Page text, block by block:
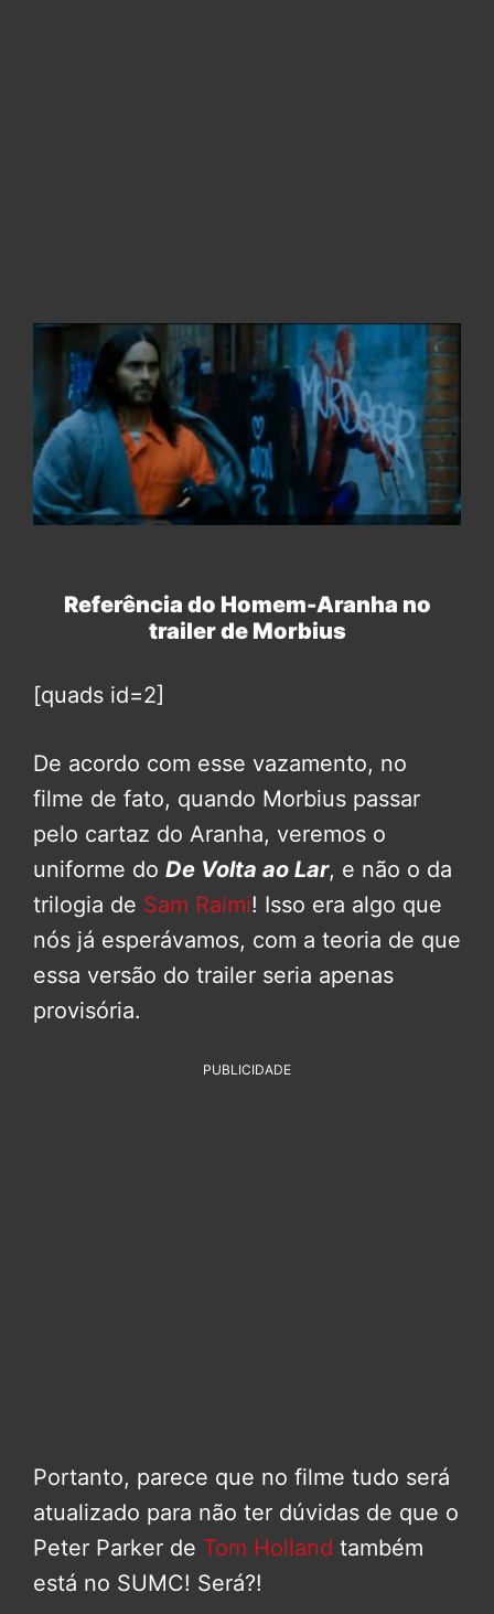
Referência do Homem-Aranha no
trailer de Morbius
[quads id=2]
De acordo com esse vazamento, no
filme de fato, quando Morbius passar
pelo cartaz do Aranha, veremos o
uniforme do De Volta ao Lar, e não o da
trilogia de Sam Raimi! Isso era algo que
nós já esperávamos, com a teoria de que
essa versão do trailer seria apenas
provisória.
PUBLICIDADE
Portanto, parece que no filme tudo será
atualizado para não ter dúvidas de que o
Peter Parker de Tom Holland também
está no SUMC! Será?!